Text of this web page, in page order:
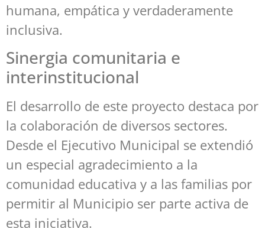
humana, empática y verdaderamente
inclusiva.
Sinergia comunitaria e
interinstitucional
El desarrollo de este proyecto destaca por
la colaboración de diversos sectores.
Desde el Ejecutivo Municipal se extendió
un especial agradecimiento a la
comunidad educativa y a las familias por
permitir al Municipio ser parte activa de
esta iniciativa.